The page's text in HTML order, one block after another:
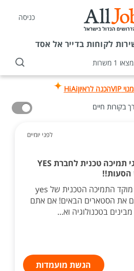
כניסה
לקוחות בדייר אל אסד
1 משרות
מנוי VIP הכנה לראיוןHiAi
בקורות חיים
לפני יומיים
דרושים נציגי תמיכה טכנית לחברת YES
הסעות!!
יש לכם את זה ב-YES? מוקד התמיכה הטכנית של yes
את הסטארים הבאים! אם אתם
בטכנולוגיה וא...
הגשת מועמדות